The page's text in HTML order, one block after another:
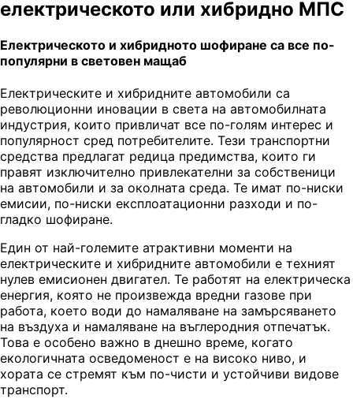
електрическото или хибридно МПС
Електрическото и хибридното шофиране са все по-
популярни в световен мащаб
Електрическите и хибридните автомобили са
революционни иновации в света на автомобилната
индустрия, които привличат все по-голям интерес и
популярност сред потребителите. Тези транспортни
средства предлагат редица предимства, които ги
правят изключително привлекателни за собственици
на автомобили и за околната среда. Те имат по-ниски
емисии, по-ниски експлоатационни разходи и по-
гладко шофиране.
Един от най-големите атрактивни моменти на
електрическите и хибридните автомобили е техният
нулев емисионен двигател. Те работят на електрическа
енергия, която не произвежда вредни газове при
работа, което води до намаляване на замърсяването
на въздуха и намаляване на въглеродния отпечатък.
Това е особено важно в днешно време, когато
екологичната осведоменост е на високо ниво, и
хората се стремят към по-чисти и устойчиви видове
транспорт.